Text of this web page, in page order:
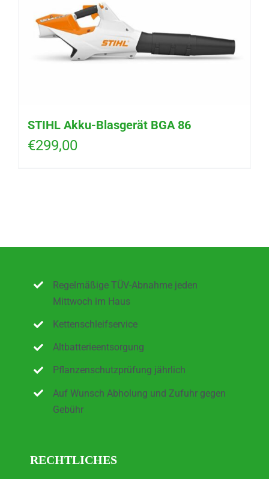
STIHL Akku-Blasgerät BGA 86
€299,00
Regelmäßige TÜV-Abnahme jeden
Mittwoch im Haus
Kettenschleifservice
Altbatterieentsorgung
Pflanzenschutzprüfung jährlich
Auf Wunsch Abholung und Zufuhr gegen
Gebühr
RECHTLICHES